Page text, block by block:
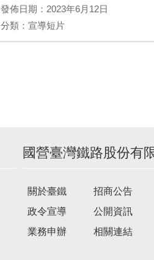
發佈日期：2023年6月12日
分類：宣導短片
國營臺灣鐵路股份有
關於臺鐵
政令宣導
業務申辦
招商公告
公開資訊
相關連結